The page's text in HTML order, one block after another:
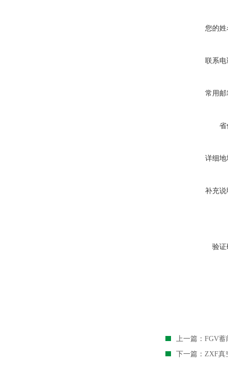
您的姓
联系电
常用邮
省
详细地
补充说
验证
上一篇： FGV蓄
下一篇： ZXF真